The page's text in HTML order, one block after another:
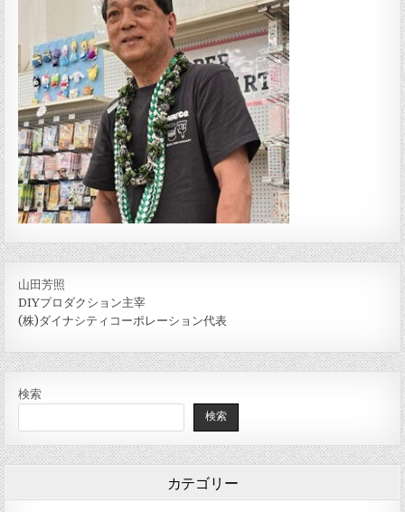
山田芳照
DIYプロダクション主宰
(株)ダイナシティコーポレーション代表
検索
検索
カテゴリー